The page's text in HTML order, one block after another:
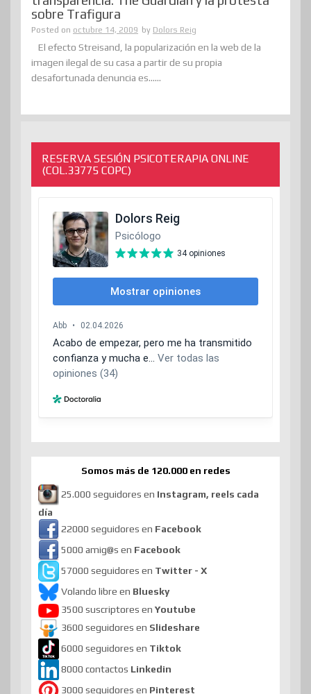
sobre Trafigura
Posted on octubre 14, 2009 by Dolors Reig
El efecto Streisand, la popularización en la web de la
imagen ilegal de su casa a partir de su propia
desafortunada denuncia es......
RESERVA SESIÓN PSICOTERAPIA ONLINE
(COL.33775 COPC)
Somos más de 120.000 en redes
25.000 seguidores en Instagram, reels cada
día
22000 seguidores en Facebook
5000 amig@s en Facebook
57000 seguidores en Twitter - X
Volando libre en Bluesky
3500 suscriptores en Youtube
3600 seguidores en Slideshare
6000 seguidores en Tiktok
8000 contactos Linkedin
3000 seguidores en Pinterest